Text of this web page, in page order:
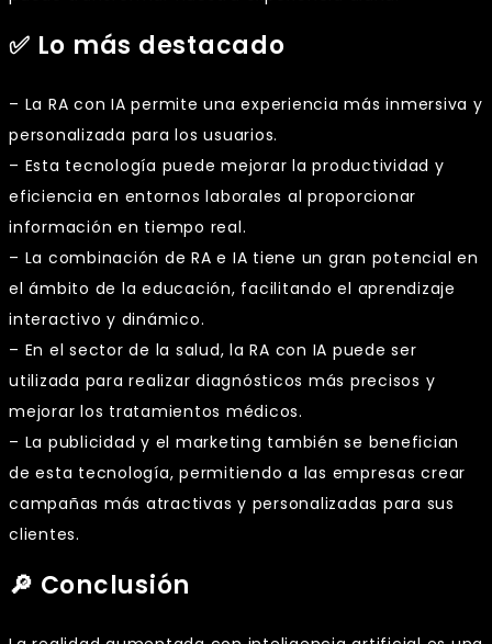
✅ Lo más destacado
– La RA con IA permite una experiencia más inmersiva y
personalizada para los usuarios.
– Esta tecnología puede mejorar la productividad y
eficiencia en entornos laborales al proporcionar
información en tiempo real.
– La combinación de RA e IA tiene un gran potencial en
el ámbito de la educación, facilitando el aprendizaje
interactivo y dinámico.
– En el sector de la salud, la RA con IA puede ser
utilizada para realizar diagnósticos más precisos y
mejorar los tratamientos médicos.
– La publicidad y el marketing también se benefician
de esta tecnología, permitiendo a las empresas crear
campañas más atractivas y personalizadas para sus
clientes.
🔎 Conclusión